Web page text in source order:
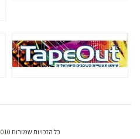
כל הזכויות שמורות Chiportal (c) 2010